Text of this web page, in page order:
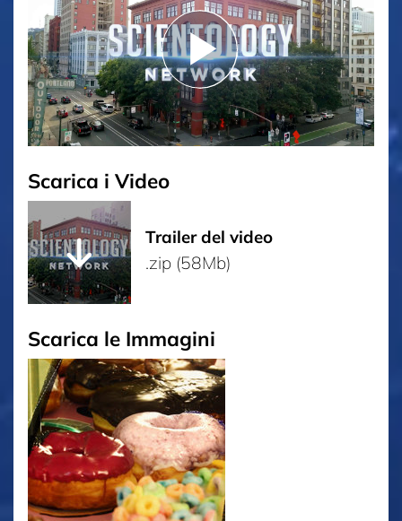
Scarica i Video
Trailer del video
.zip (58Mb)
Scarica le Immagini